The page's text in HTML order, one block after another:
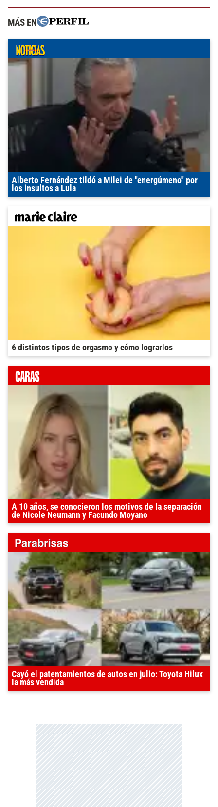
MÁS EN
Alberto Fernández tildó a Milei de "energúmeno" por
los insultos a Lula
6 distintos tipos de orgasmo y cómo lograrlos
A 10 años, se conocieron los motivos de la separación
de Nicole Neumann y Facundo Moyano
Cayó el patentamientos de autos en julio: Toyota Hilux
la más vendida